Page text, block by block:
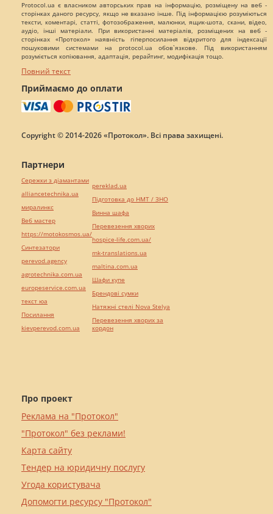
Protocol.ua є власником авторських прав на інформацію, розміщену на веб -
сторінках даного ресурсу, якщо не вказано інше. Під інформацією розуміються
тексти, коментарі, статті, фотозображення, малюнки, ящик-шота, скани, відео,
аудіо, інші матеріали. При використанні матеріалів, розміщених на веб -
сторінках «Протокол» наявність гіперпосилання відкритого для індексації
пошуковими системами на protocol.ua обов`язкове. Під використанням
розуміється копіювання, адаптація, рерайтинг, модифікація тощо.
Повний текст
Приймаємо до оплати
Copyright © 2014-2026 «Протокол». Всі права захищені.
Про проект
Реклама на "Протокол"
"Протокол" без реклами!
Карта сайту
Тендер на юридичну послугу
Угода користувача
Допомогти ресурсу "Протокол"
Партнери
Сережки з діамантами
alliancetechnika.ua
миралинкс
Веб мастер
https://motokosmos.ua/
Синтезатори
perevod.agency
agrotechnika.com.ua
europeservice.com.ua
текст юа
Посилання
kievperevod.com.ua
pereklad.ua
Підготовка до НМТ / ЗНО
Винна шафа
Перевезення хворих
hospice-life.com.ua/
mk-translations.ua
maltina.com.ua
Шафи купе
Брендові сумки
Натяжні стелі Nova Stelya
Перевезення хворих за
кордон